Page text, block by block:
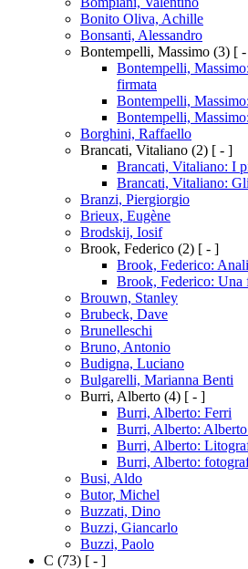
Bonito Oliva, Achille
Bonsanti, Alessandro
Bontempelli, Massimo (3) [
Bontempelli,
firmata
Bontempelli,
Bontempelli,
Borghini, Raffaello
Brancati, Vitaliano (2) [ - ]
Brancati, Vitaliano: I
Brancati, Vitaliano:
Branzi, Piergiorgio
Brieux, Eugène
Brodskij, Iosif
Brook, Federico (2) [ - ]
Brook, Federico:
Brook, Federico: Una
Brouwn, Stanley
Brubeck, Dave
Brunelleschi
Bruno, Antonio
Budigna, Luciano
Bulgarelli, Marianna Benti
Burri, Alberto (4) [ - ]
Burri, Alberto: Ferri
Burri, Alberto:
Burri, Alberto:
Burri, Alberto:
Busi, Aldo
Butor, Michel
Buzzati, Dino
Buzzi, Giancarlo
Buzzi, Paolo
C (73) [ - ]